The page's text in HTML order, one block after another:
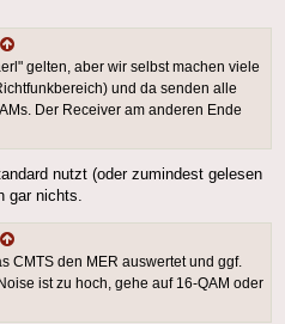
gelten, aber wir selbst machen viele
und da senden alle
Der Receiver am anderen Ende
nutzt (oder zumindest gelesen
gar nichts.
CMTS den MER auswertet und ggf.
ist zu hoch, gehe auf 16-QAM oder